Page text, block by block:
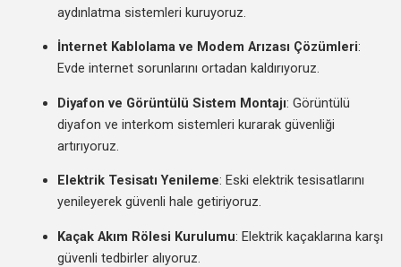
aydınlatma sistemleri kuruyoruz.
İnternet Kablolama ve Modem Arızası Çözümleri:
Evde internet sorunlarını ortadan kaldırıyoruz.
Diyafon ve Görüntülü Sistem Montajı: Görüntülü
diyafon ve interkom sistemleri kurarak güvenliği
artırıyoruz.
Elektrik Tesisatı Yenileme: Eski elektrik tesisatlarını
yenileyerek güvenli hale getiriyoruz.
Kaçak Akım Rölesi Kurulumu: Elektrik kaçaklarına karşı
güvenli tedbirler alıyoruz.